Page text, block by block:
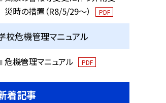
災時の措置（R8/5/29〜）
PDF
校危機管理マニュアル
危機管理マニュアル PDF
着記事